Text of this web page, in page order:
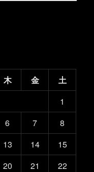
木 金
土
1
6 7
8
13 14
15
20 21
22